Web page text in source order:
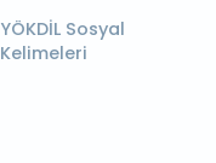
YÖKDİL Sosyal
Kelimeleri